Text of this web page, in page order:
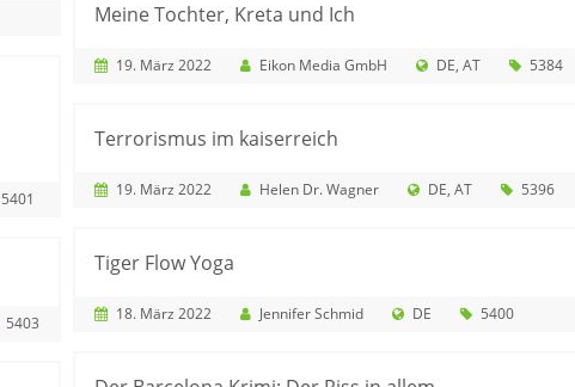
5401
5403
Meine Tochter, Kreta und Ich
19. März 2022 Eikon Media GmbH DE AT 5384
Terrorismus im kaiserreich
19. März 2022 Helen Dr. Wagner DE AT 5396
Tiger Flow Yoga
18. März 2022 Jennifer Schmid DE 5400